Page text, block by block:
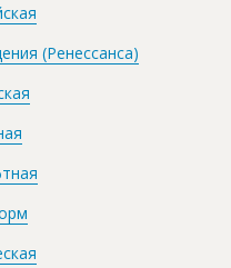
(Ренессанса)